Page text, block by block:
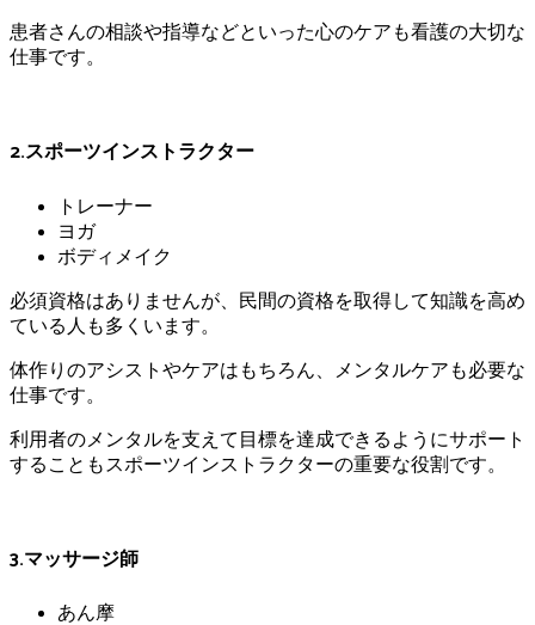
患者さんの相談や指導などといった心のケアも看護の大切な
仕事です。
2.スポーツインストラクター
トレーナー
ヨガ
ボディメイク
必須資格はありませんが、民間の資格を取得して知識を高め
ている人も多くいます。
体作りのアシストやケアはもちろん、メンタルケアも必要な
仕事です。
利用者のメンタルを支えて目標を達成できるようにサポート
することもスポーツインストラクターの重要な役割です。
3.マッサージ師
あん摩